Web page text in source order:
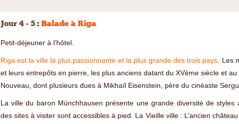
Jour 4 - 5: Balade à Riga
Petit-déjeuner à l’hôtel.
Riga est la ville la plus passionnante et la plus grande des trois pays. Les
et leurs entrepôts en pierre, les plus anciens datant du XVème siècle et
Nouveau, dont plusieurs dues à Mikhaïl Eisenstein, père du cinéaste
La ville du baron Münchhausen présente une grande diversité de
des sites à visiter sont accessibles à pied. La Vieille ville : L’ancien